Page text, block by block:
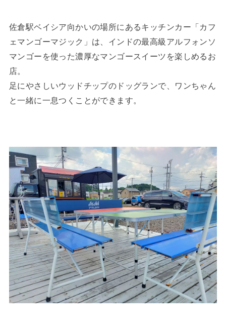
佐倉駅ベイシア向かいの場所にあるキッチンカー「カフ
ェマンゴーマジック」は、インドの最高級アルフォンソ
マンゴーを使った濃厚なマンゴースイーツを楽しめるお
店。
足にやさしいウッドチップのドッグランで、ワンちゃん
と一緒に一息つくことができます。